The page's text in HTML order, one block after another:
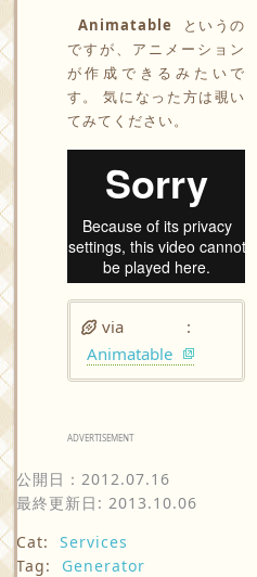
Animatable
というの
ですが、アニメーション
が作成できるみたいで
す。 気になった方は覗い
てみてください。
via :
Animatable
ADVERTISEMENT
公開日： 2012.07.16
最終更新日: 2013.10.06
Cat:
Services
Tag:
Generator